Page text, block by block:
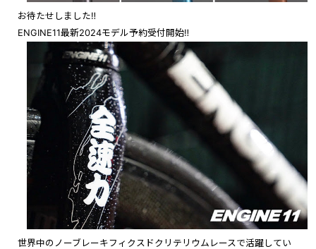
お待たせしました‼︎
ENGINE11最新2024モデル予約受付開始‼︎
世界中のノーブレーキフィクスドクリテリウムレースで活躍してい